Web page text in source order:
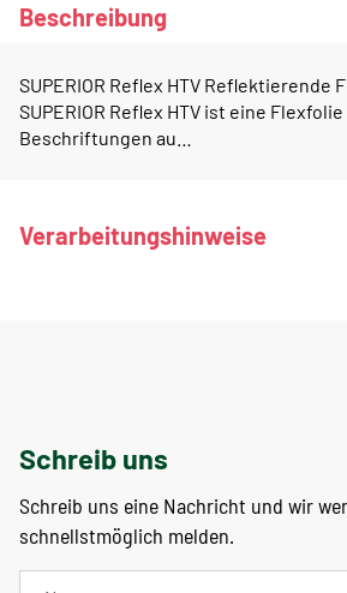
Beschreibung
SUPERIOR Reflex HTV Reflektierende
SUPERIOR Reflex HTV ist eine
Beschriftungen au…
Verarbeitungshinweise
Schreib uns
Schreib uns eine Nachricht und wir
schnellstmöglich melden.